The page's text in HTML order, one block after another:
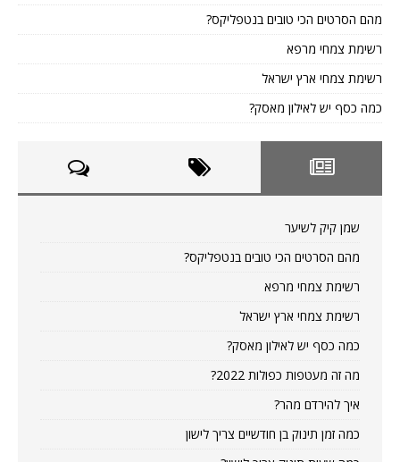
מהם הסרטים הכי טובים בנטפליקס?
רשימת צמחי מרפא
רשימת צמחי ארץ ישראל
כמה כסף יש לאילון מאסק?
שמן קיק לשיער
מהם הסרטים הכי טובים בנטפליקס?
רשימת צמחי מרפא
רשימת צמחי ארץ ישראל
כמה כסף יש לאילון מאסק?
מה זה מעטפות כפולות 2022?
איך להירדם מהר?
כמה זמן תינוק בן חודשיים צריך לישון